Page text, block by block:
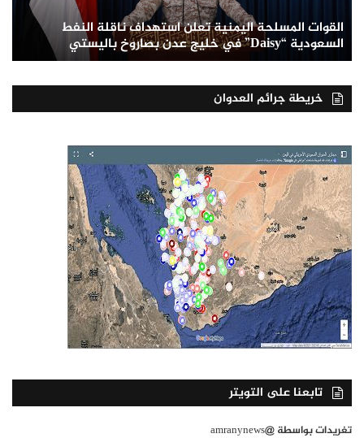
القوات المسلحة اليمنية تعلن استهداف ناقلة النفط
السعودية “Daisy” في خليج عدن بصاروخ باليستي
خريطة جرائم العدوان
تابعنا على التويتر
تغريدات بواسطة @amranynews